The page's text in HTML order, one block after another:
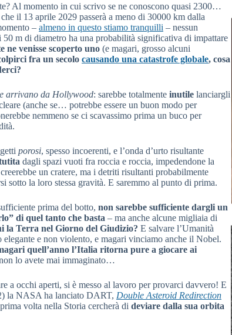
Al momento in cui scrivo se ne conoscono quasi 2300…
che il 13 aprile 2029 passerà a meno di 30000 km dalla
– almeno in questo stiamo tranquilli – nessun
50 m di diametro ha una probabilità significativa di impattare
ne venisse scoperto uno (e magari, grosso alcuni
fra un secolo causando una catastrofe globale, cosa
arrivano da Hollywood: sarebbe totalmente inutile lanciargli
(anche se… potrebbe essere un buon modo per
nemmeno se ci scavassimo prima un buco per
porosi, spesso incoerenti, e l’onda d’urto risultante
dagli spazi vuoti fra roccia e roccia, impedendone la
un cratere, ma i detriti risultanti probabilmente
sotto la loro stessa gravità. E saremmo al punto di prima.
prima del botto, non sarebbe sufficiente dargli un
di quel tanto che basta – ma anche alcune migliaia di
la Terra nel Giorno del Giudizio? E salvare l’Umanità
elegante e non violento, e magari vinciamo anche il Nobel.
quell’anno l’Italia ritorna pure a giocare ai
lo avete mai immaginato…
a occhi aperti, si è messo al lavoro per provarci davvero! E
la NASA ha lanciato DART, Double Asteroid Redirection
volta nella Storia cercherà di deviare dalla sua orbita